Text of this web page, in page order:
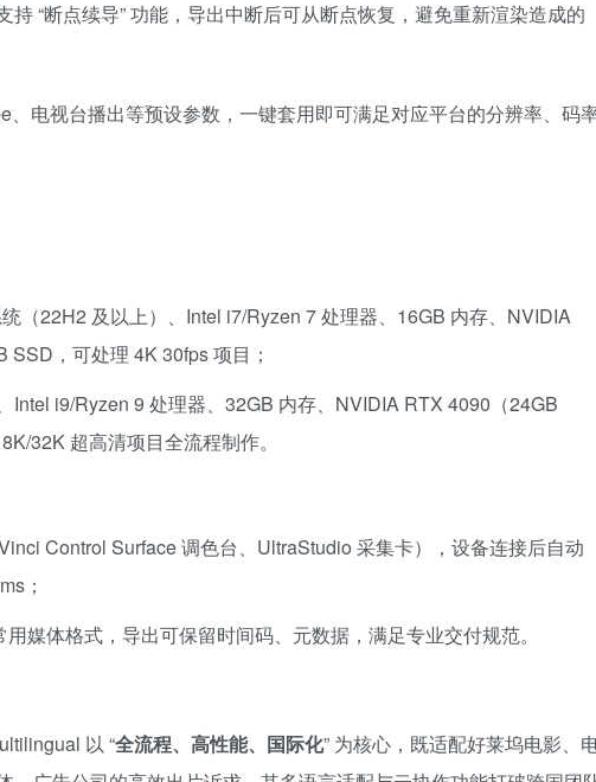
“断点续导” 功能，导出中断后可从断点恢复，避免重新渲染造成的
、电视台播出等预设参数，一键套用即可满足对应平台的分辨率、码
（22H2 及以上）、Intel i7/Ryzen 7 处理器、16GB 内存、NVIDIA
，可处理 4K 30fps 项目；
Intel i9/Ryzen 9 处理器、32GB 内存、NVIDIA RTX 4090（24GB
32K 超高清项目全流程制作。
Control Surface 调色台、UltraStudio 采集卡），设备连接后自动
；
媒体格式，导出可保留时间码、元数据，满足专业交付规范。
以 “全流程、高性能、国际化” 为核心，既适配好莱坞电影、